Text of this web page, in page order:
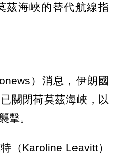
茲海峽的替代航線指
）消息，伊朗國
關閉荷莫茲海峽，以
擊。
（Karoline Leavitt）